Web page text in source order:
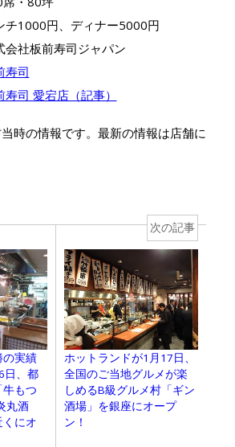
チ1000円、ディナー5000円
会社板前寿司ジャパン
寿司
寿司 愛宕店（記事）
時の情報です。最新の情報は店舗に
の実績
日、都
もつ
丸酒
にオ
次の記事
ホットランドが1月17日、
全国のご当地グルメが楽
しめるB級グルメ村「ギン
酒場」を銀座にオープ
ン！